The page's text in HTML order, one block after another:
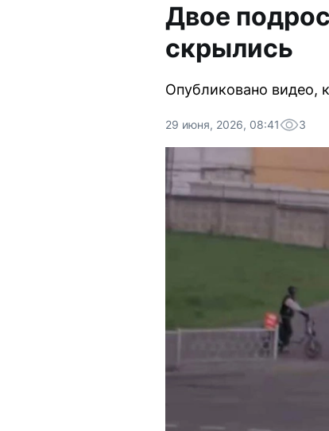
Двое
скрылись
Опубликовано видео,
29 июня, 2026, 08:41 3